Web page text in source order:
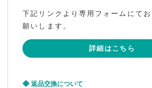
下記リンクより専用フォームにて
願いします。
詳細はこちら
返品交換について